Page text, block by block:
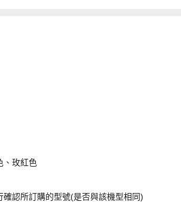
、玫紅色
確認所訂購的型號(是否與該機型相同)